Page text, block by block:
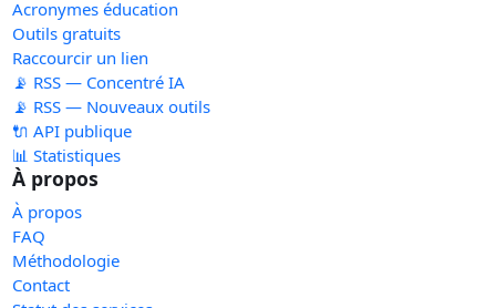
Acronymes éducation
Outils gratuits
Raccourcir un lien
📡 RSS — Concentré IA
📡 RSS — Nouveaux outils
🔌 API publique
📊 Statistiques
À propos
À propos
FAQ
Méthodologie
Contact